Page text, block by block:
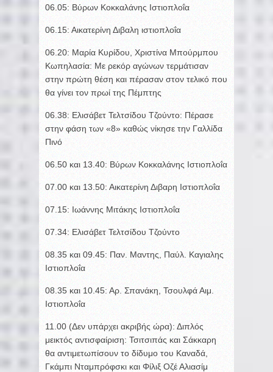
06.05: Βύρων Κοκκαλάνης Ιστιοπλοΐα
06.15: Αικατερίνη Διβαλη ιστιοπλοΐα
06.20: Μαρία Κυρίδου, Χριστίνα Μπούρμπου
Κωπηλασία: Με ρεκόρ αγώνων τερμάτισαν
στην πρώτη θέση και πέρασαν στον τελικό που
θα γίνει τον πρωί της Πέμπτης
06.38: Ελισάβετ Τελτσίδου Τζούντο: Πέρασε
στην φάση των «8» καθώς νίκησε την Γαλλίδα
Πινό
06.50 και 13.40: Βύρων Κοκκαλάνης Ιστιοπλοΐα
07.00 και 13.50: Αικατερίνη Διβαρη Ιστιοπλοΐα
07.15: Ιωάννης Μιτάκης Ιστιοπλοΐα
07.34: Ελισάβετ Τελτσίδου Τζούντο
08.35 και 09.45: Παν. Μαντης, Παύλ. Καγιαλης
Ιστιοπλοΐα
08.35 και 10.45: Αρ. Σπανάκη, Τσουλφά Αιμ.
Ιστιοπλοΐα
11.00 (Δεν υπάρχει ακριβής ώρα): Διπλός
μεικτός αντισφαίριση: Τσιτσιπάς και Σάκκαρη
θα αντιμετωπίσουν το δίδυμο του Καναδά,
Γκάμπι Νταμπρόφσκι και Φίλιξ Οζέ Αλιασίμ